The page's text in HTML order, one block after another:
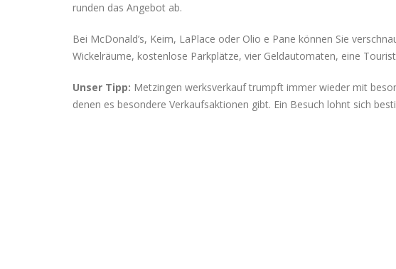
runden das Angebot ab.
Bei McDonald’s, Keim, LaPlace oder Olio e Pane können Sie
Wickelräume, kostenlose Parkplätze, vier Geldautomaten, eine
Unser Tipp: Metzingen werksverkauf trumpft immer wieder mit
denen es besondere Verkaufsaktionen gibt. Ein Besuch lohnt sich